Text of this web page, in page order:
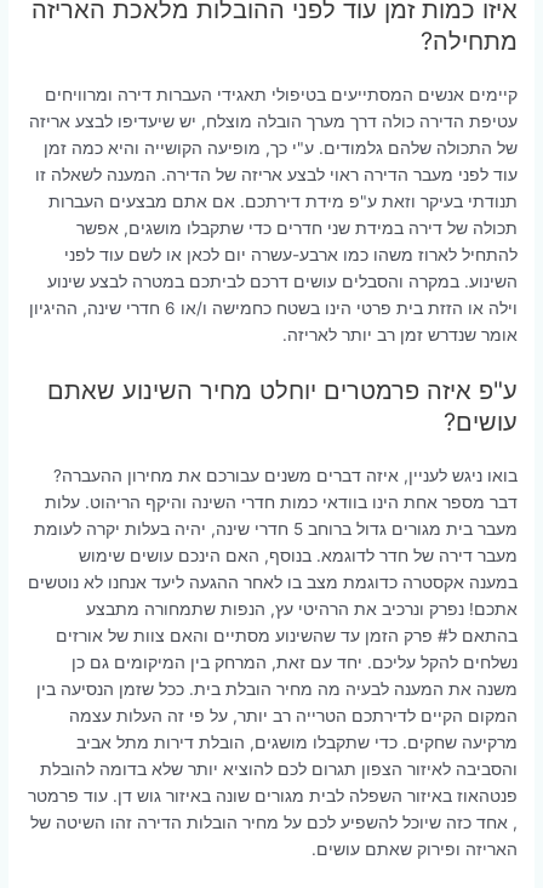
איזו כמות זמן עוד לפני ההובלות מלאכת האריזה
מתחילה?
קיימים אנשים המסתייעים בטיפולי תאגידי העברות דירה ומרוויחים
עטיפת הדירה כולה דרך מערך הובלה מוצלח, יש שיעדיפו לבצע אריזה
של התכולה שלהם גלמודים. ע"י כך, מופיעה הקושייה והיא כמה זמן
עוד לפני מעבר הדירה ראוי לבצע אריזה של הדירה. המענה לשאלה זו
תנודתי בעיקר וזאת ע"פ מידת דירתכם. אם אתם מבצעים העברות
תכולה של דירה במידת שני חדרים כדי שתקבלו מושגים, אפשר
להתחיל לארוז משהו כמו ארבע-עשרה יום לכאן או לשם עוד לפני
השינוע. במקרה והסבלים עושים דרכם לביתכם במטרה לבצע שינוע
וילה או הזזת בית פרטי הינו בשטח כחמישה ו/או 6 חדרי שינה, ההיגיון
אומר שנדרש זמן רב יותר לאריזה.
ע"פ איזה פרמטרים יוחלט מחיר השינוע שאתם
עושים?
בואו ניגש לעניין, איזה דברים משנים עבורכם את מחירון ההעברה?
דבר מספר אחת הינו בוודאי כמות חדרי השינה והיקף הריהוט. עלות
מעבר בית מגורים גדול ברוחב 5 חדרי שינה, יהיה בעלות יקרה לעומת
מעבר דירה של חדר לדוגמא. בנוסף, האם הינכם עושים שימוש
במענה אקסטרה כדוגמת מצב בו לאחר ההגעה ליעד אנחנו לא נוטשים
אתכם! נפרק ונרכיב את הרהיטי עץ, הנפות שתמחורה מתבצע
בהתאם ל# פרק הזמן עד שהשינוע מסתיים והאם צוות של אורזים
נשלחים להקל עליכם. יחד עם זאת, המרחק בין המיקומים גם כן
משנה את המענה לבעיה מה מחיר הובלת בית. ככל שזמן הנסיעה בין
המקום הקיים לדירתכם הטרייה רב יותר, על פי זה העלות עצמה
מרקיעה שחקים. כדי שתקבלו מושגים, הובלת דירות מתל אביב
והסביבה לאיזור הצפון תגרום לכם להוציא יותר שלא בדומה להובלת
פנטהאוז באיזור השפלה לבית מגורים שונה באיזור גוש דן. עוד פרמטר
, אחד כזה שיוכל להשפיע לכם על מחיר הובלות הדירה זהו השיטה של
האריזה ופירוק שאתם עושים.